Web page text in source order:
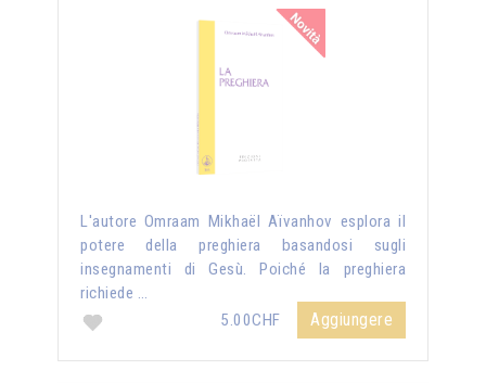
L'autore Omraam Mikhaël Aïvanhov esplora il
potere della preghiera basandosi sugli
insegnamenti di Gesù. Poiché la preghiera
richiede …
5.00CHF
Aggiungere